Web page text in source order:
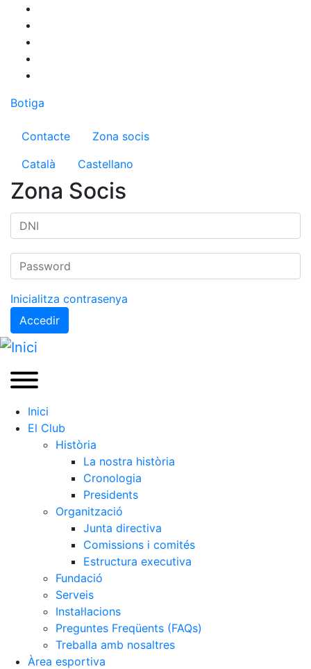
contingut
Botiga
Menú del compte d'usuari
Contacte
Zona socis
Català
Castellano
Zona Socis
Inicialitza contrasenya
Accedir
Inici
El Club
Història
La nostra història
Cronologia
Presidents
Organització
Junta directiva
Comissions i comités
Estructura executiva
Fundació
Serveis
Instal·lacions
Preguntes Freqüents (FAQs)
Treballa amb nosaltres
Àrea esportiva